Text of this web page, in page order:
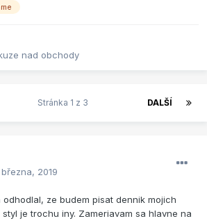
nad obchody
DALŠÍ
Stránka 1 z 3
března, 2019
odhodlal, ze budem pisat dennik mojich
je trochu iny. Zameriavam sa hlavne na